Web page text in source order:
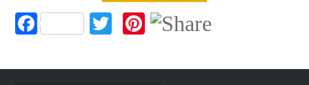
Facebook TwitterPinterest